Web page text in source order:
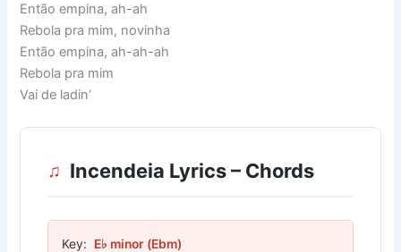
Então empina, ah-ah
Rebola pra mim, novinha
Então empina, ah-ah-ah
Rebola pra mim
Vai de ladin’
Incendeia Lyrics – Chords
Key:
E♭ minor (Ebm)